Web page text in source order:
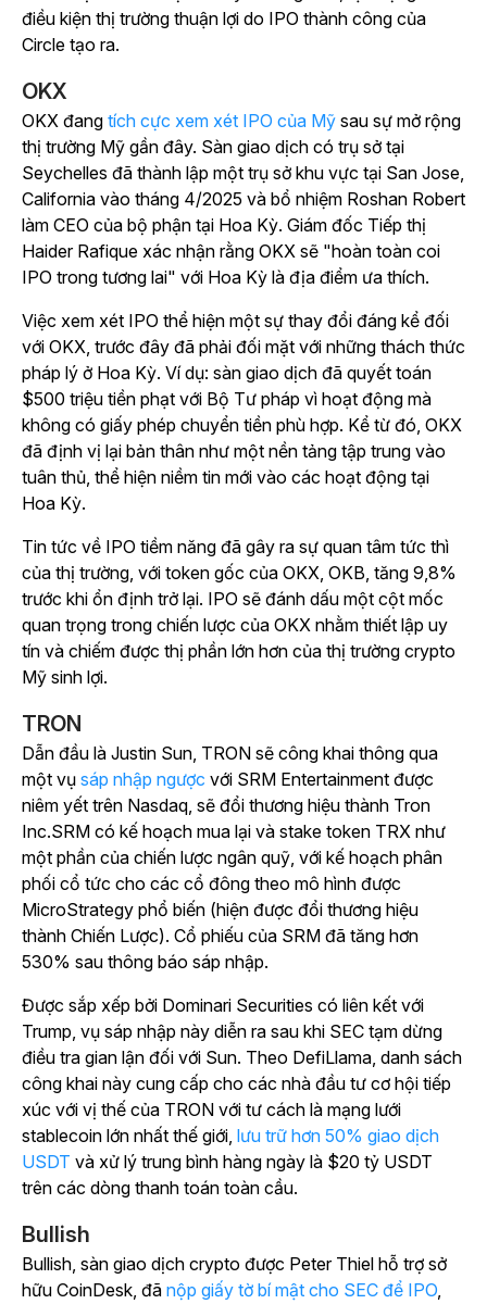
điều kiện thị trường thuận lợi do IPO thành công của
Circle tạo ra.
OKX
OKX đang tích cực xem xét IPO của Mỹ sau sự mở rộng
thị trường Mỹ gần đây. Sàn giao dịch có trụ sở tại
Seychelles đã thành lập một trụ sở khu vực tại San Jose,
California vào tháng 4/2025 và bổ nhiệm Roshan Robert
làm CEO của bộ phận tại Hoa Kỳ. Giám đốc Tiếp thị
Haider Rafique xác nhận rằng OKX sẽ "hoàn toàn coi
IPO trong tương lai" với Hoa Kỳ là địa điểm ưa thích.
Việc xem xét IPO thể hiện một sự thay đổi đáng kể đối
với OKX, trước đây đã phải đối mặt với những thách thức
pháp lý ở Hoa Kỳ. Ví dụ: sàn giao dịch đã quyết toán
$500 triệu tiền phạt với Bộ Tư pháp vì hoạt động mà
không có giấy phép chuyển tiền phù hợp. Kể từ đó, OKX
đã định vị lại bản thân như một nền tảng tập trung vào
tuân thủ, thể hiện niềm tin mới vào các hoạt động tại
Hoa Kỳ.
Tin tức về IPO tiềm năng đã gây ra sự quan tâm tức thì
của thị trường, với token gốc của OKX, OKB, tăng 9,8%
trước khi ổn định trở lại. IPO sẽ đánh dấu một cột mốc
quan trọng trong chiến lược của OKX nhằm thiết lập uy
tín và chiếm được thị phần lớn hơn của thị trường crypto
Mỹ sinh lợi.
TRON
Dẫn đầu là Justin Sun, TRON sẽ công khai thông qua
một vụ sáp nhập ngược với SRM Entertainment được
niêm yết trên Nasdaq, sẽ đổi thương hiệu thành Tron
Inc.SRM có kế hoạch mua lại và stake token TRX như
một phần của chiến lược ngân quỹ, với kế hoạch phân
phối cổ tức cho các cổ đông theo mô hình được
MicroStrategy phổ biến (hiện được đổi thương hiệu
thành Chiến Lược). Cổ phiếu của SRM đã tăng hơn
530% sau thông báo sáp nhập.
Được sắp xếp bởi Dominari Securities có liên kết với
Trump, vụ sáp nhập này diễn ra sau khi SEC tạm dừng
điều tra gian lận đối với Sun. Theo DefiLlama, danh sách
công khai này cung cấp cho các nhà đầu tư cơ hội tiếp
xúc với vị thế của TRON với tư cách là mạng lưới
stablecoin lớn nhất thế giới, lưu trữ hơn 50% giao dịch
USDT và xử lý trung bình hàng ngày là $20 tỷ USDT
trên các dòng thanh toán toàn cầu.
Bullish
Bullish, sàn giao dịch crypto được Peter Thiel hỗ trợ sở
hữu CoinDesk, đã nộp giấy tờ bí mật cho SEC để IPO,